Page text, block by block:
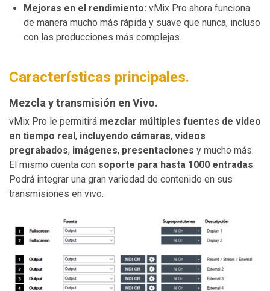
Mejoras en el rendimiento: vMix Pro ahora funciona
de manera mucho más rápida y suave que nunca, incluso
con las producciones más complejas.
Características principales.
Mezcla y transmisión en Vivo.
vMix Pro le permitirá mezclar múltiples fuentes de video
en tiempo real, incluyendo cámaras, videos
pregrabados, imágenes, presentaciones y mucho más.
El mismo cuenta con soporte para hasta 1000 entradas.
Podrá integrar una gran variedad de contenido en sus
transmisiones en vivo.